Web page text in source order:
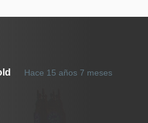
Hace 15 años 7 mesesEn